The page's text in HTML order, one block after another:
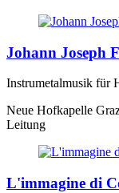
Johann Joseph
Instrumetalmusik für
Neue Hofkapelle
Leitung
L'immagine di